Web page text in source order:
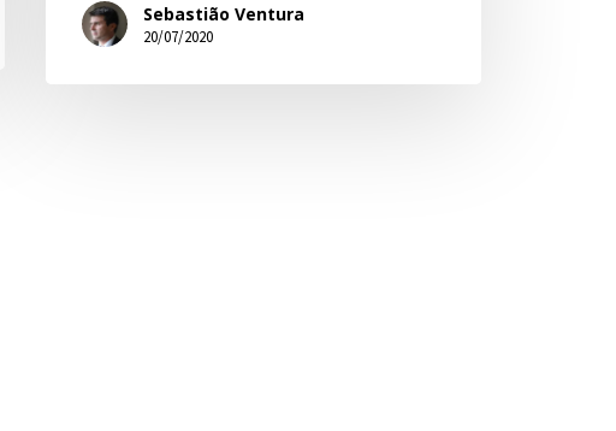
Sebastião Ventura
20/07/2020